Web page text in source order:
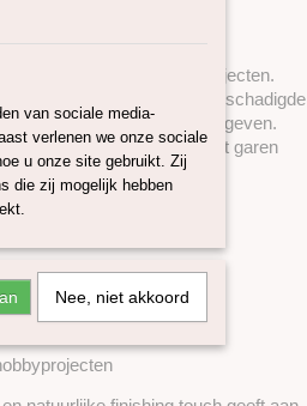
vesten, truien, jassen,
creaties en hobbyprojecten.
vervanging van oude of beschadigde
een nieuwe uitstraling te geven.
fraaie afwerking en blijft het garen
van sociale media-
verlenen we onze sociale
u onze site gebruikt. Zij
die zij mogelijk hebben
Nee, niet akkoord